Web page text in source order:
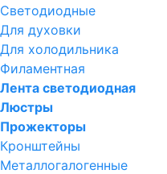
Светодиодные
Для духовки
Для холодильника
Филаментная
Лента светодиодная
Люстры
Прожекторы
Кронштейны
Металлогалогенные